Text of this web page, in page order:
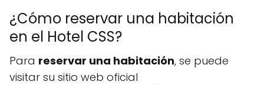
¿Cómo reservar una habitación
en el Hotel CSS?
Para reservar una habitación, se puede
visitar su sitio web oficial